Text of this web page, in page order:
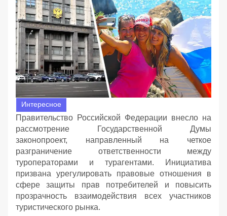
Интересное
Правительство Российской Федерации внесло на
рассмотрение Государственной Думы
законопроект, направленный на четкое
разграничение ответственности между
туроператорами и турагентами. Инициатива
призвана урегулировать правовые отношения в
сфере защиты прав потребителей и повысить
прозрачность взаимодействия всех участников
туристического рынка.